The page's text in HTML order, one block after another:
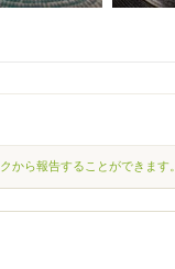
から報告することができます。